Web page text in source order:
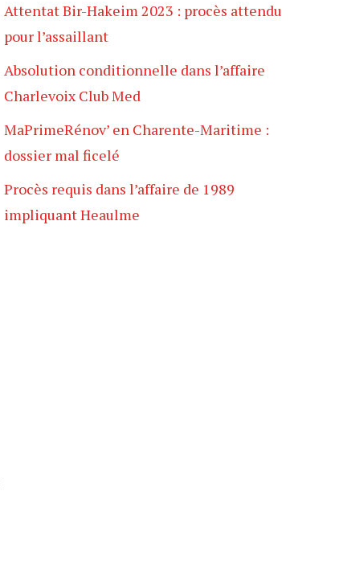
Attentat Bir-Hakeim 2023 : procès attendu
pour l’assaillant
Absolution conditionnelle dans l’affaire
Charlevoix Club Med
MaPrimeRénov’ en Charente-Maritime :
dossier mal ficelé
Procès requis dans l’affaire de 1989
impliquant Heaulme